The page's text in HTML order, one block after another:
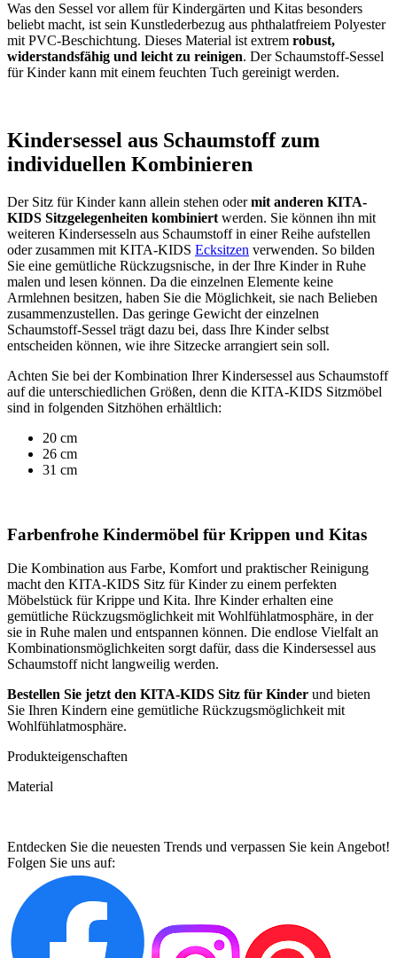
Was den Sessel vor allem für Kindergärten und Kitas besonders
beliebt macht, ist sein Kunstlederbezug aus phthalatfreiem Polyester
mit PVC-Beschichtung. Dieses Material ist extrem robust,
widerstandsfähig und leicht zu reinigen. Der Schaumstoff-Sessel
für Kinder kann mit einem feuchten Tuch gereinigt werden.
Kindersessel aus Schaumstoff zum
individuellen Kombinieren
Der Sitz für Kinder kann allein stehen odermit anderen KITA-
KIDS Sitzgelegenheiten kombiniert werden. Sie können ihn mit
weiteren Kindersesseln aus Schaumstoff in einer Reihe aufstellen
oder zusammen mit KITA-KIDS Ecksitzen verwenden. So bilden
Sie eine gemütliche Rückzugsnische, in der Ihre Kinder in Ruhe
malen und lesen können. Da die einzelnen Elemente keine
Armlehnen besitzen, haben Sie die Möglichkeit, sie nach Belieben
zusammenzustellen. Das geringe Gewicht der einzelnen
Schaumstoff-Sessel trägt dazu bei, dass Ihre Kinder selbst
entscheiden können, wie ihre Sitzecke arrangiert sein soll.
Achten Sie bei der Kombination Ihrer Kindersessel aus Schaumstoff
auf die unterschiedlichen Größen, denn die KITA-KIDS Sitzmöbel
sind in folgenden Sitzhöhen erhältlich:
20 cm
26 cm
31 cm
Farbenfrohe Kindermöbel für Krippen und Kitas
Die Kombination aus Farbe, Komfort und praktischer Reinigung
macht den KITA-KIDS Sitz für Kinder zu einem perfekten
Möbelstück für Krippe und Kita. Ihre Kinder erhalten eine
gemütliche Rückzugsmöglichkeit mit Wohlfühlatmosphäre, in der
sie in Ruhe malen und entspannen können. Die endlose Vielfalt an
Kombinationsmöglichkeiten sorgt dafür, dass die Kindersessel aus
Schaumstoff nicht langweilig werden.
Bestellen Sie jetzt den KITA-KIDS Sitz für Kinder und bieten
Sie Ihren Kindern eine gemütliche Rückzugsmöglichkeit mit
Wohlfühlatmosphäre.
Produkteigenschaften
Material
Entdecken Sie die neuesten Trends und verpassen Sie kein Angebot!
Folgen Sie uns auf: